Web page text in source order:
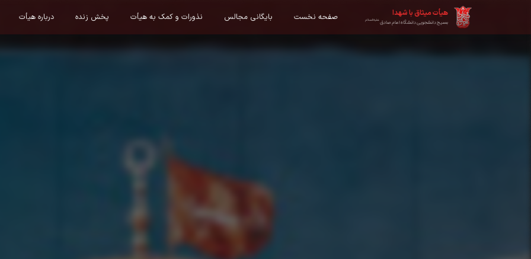
هیأت میثاق با شهدا
بسیج دانشجویی دانشگاه امام صادقعلیه‌السلام صفحه نخست بایگانی مجالس نذورات و کمک به هیأت پخش زنده درباره هیأت